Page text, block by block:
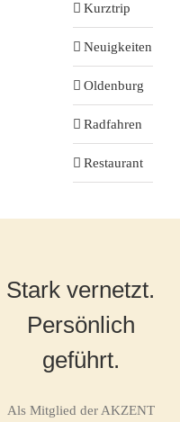
Kurztrip
Neuigkeiten
Oldenburg
Radfahren
Restaurant
Stark vernetzt.
Persönlich
geführt.
Als Mitglied der AKZENT